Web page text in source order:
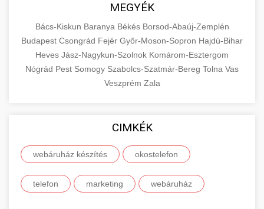
MEGYÉK
Bács-Kiskun Baranya Békés Borsod-Abaúj-Zemplén
Budapest Csongrád Fejér Győr-Moson-Sopron Hajdú-Bihar
Heves Jász-Nagykun-Szolnok Komárom-Esztergom
Nógrád Pest Somogy Szabolcs-Szatmár-Bereg Tolna Vas
Veszprém Zala
CIMKÉK
webáruház készítés okostelefon
telefon marketing webáruház